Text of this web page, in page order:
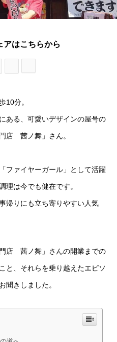
アはこちらから
10分。
ある、可愛いデザインの屋号の
店 茜ノ舞」さん。
ファイヤーガール」として活躍
理は今でも健在です。
帰りにも立ち寄りやすい人気
店 茜ノ舞」さんの開業までの
と、それらを乗り越えたエピソ
聞きしました。